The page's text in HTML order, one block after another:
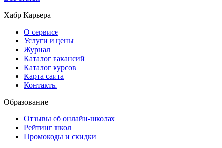
Хабр Карьера
О сервисе
Услуги и цены
Журнал
Каталог вакансий
Каталог курсов
Карта сайта
Контакты
Образование
Отзывы об онлайн-школах
Рейтинг школ
Промокоды и скидки